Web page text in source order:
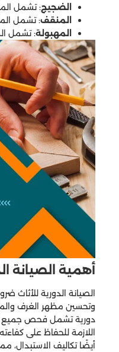
الضجيج: تشمل
المنقف: تشمل
المهبولة: تشمل
أهمية الصيانة
الصيانة الدورية للأثاث
وتحسين مظهر الغرف
دورية تشمل فحص جميع
اللازمة للحفاظ على
أيضًا تكاليف الاستبدال،